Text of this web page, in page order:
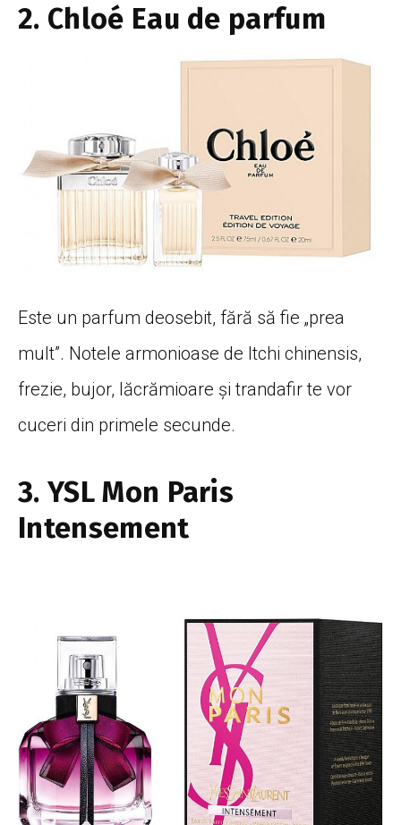
2. Chloé Eau de parfum
Este un parfum deosebit, fără să fie „prea
mult”. Notele armonioase de Itchi chinensis,
frezie, bujor, lăcrămioare și trandafir te vor
cuceri din primele secunde.
3. YSL Mon Paris
Intensement